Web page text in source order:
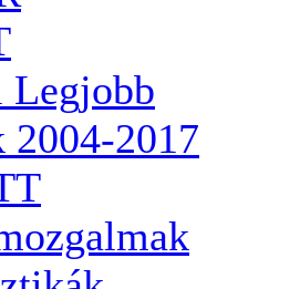
Legjobb
2004-2017